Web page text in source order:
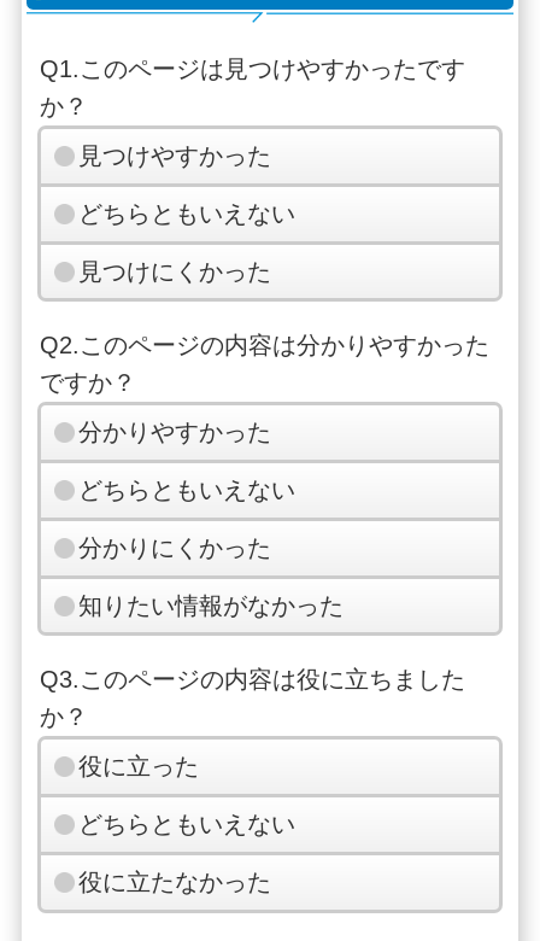
Q1.このページは見つけやすかったです
か？
見つけやすかった
どちらともいえない
見つけにくかった
Q2.このページの内容は分かりやすかった
ですか？
分かりやすかった
どちらともいえない
分かりにくかった
知りたい情報がなかった
Q3.このページの内容は役に立ちました
か？
役に立った
どちらともいえない
役に立たなかった